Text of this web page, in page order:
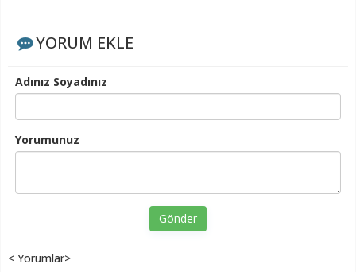
YORUM EKLE
Adınız Soyadınız
Yorumunuz
Gönder
< Yorumlar>